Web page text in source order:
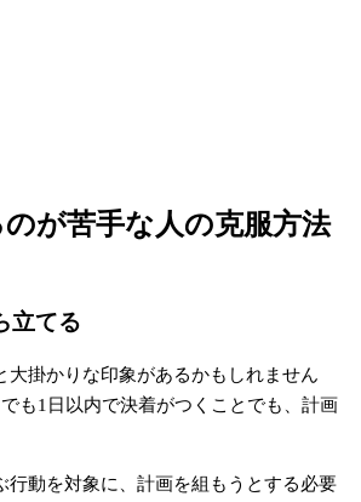
が苦手な人の克服方法
立てる
大掛かりな印象があるかもしれません
も1日以内で決着がつくことでも、計画
行動を対象に、計画を組もうとする必要